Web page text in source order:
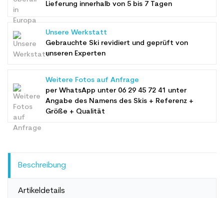
Lieferung innerhalb von 5 bis 7 Tagen
Unsere Werkstatt
Gebrauchte Ski revidiert und geprüft von
unseren Experten
Weitere Fotos auf Anfrage
per WhatsApp unter 06 29 45 72 41 unter
Angabe des Namens des Skis + Referenz +
Größe + Qualität
Beschreibung
Artikeldetails